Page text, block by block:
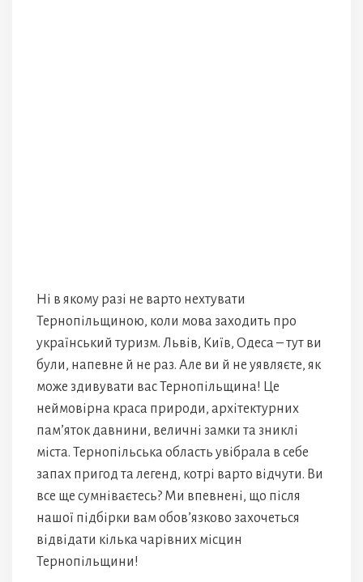
Ні в якому разі не варто нехтувати
Тернопільщиною, коли мова заходить про
український туризм. Львів, Київ, Одеса – тут ви
були, напевне й не раз. Але ви й не уявляєте, як
може здивувати вас Тернопільщина! Це
неймовірна краса природи, архітектурних
пам’яток давнини, величні замки та зниклі
міста. Тернопільська область увібрала в себе
запах пригод та легенд, котрі варто відчути. Ви
все ще сумніваєтесь? Ми впевнені, що після
нашої підбірки вам обов’язково захочеться
відвідати кілька чарівних місцин
Тернопільщини!